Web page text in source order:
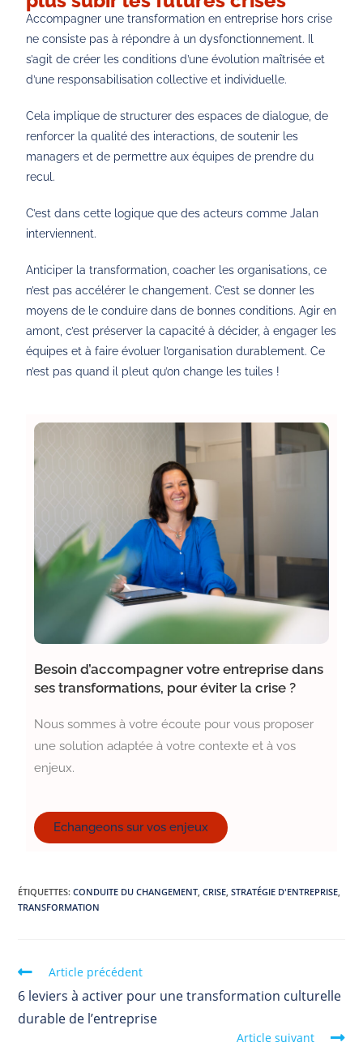
Accompagner une transformation en entreprise hors crise
ne consiste pas à répondre à un dysfonctionnement. Il
s’agit de créer les conditions d’une évolution maîtrisée et
d’une responsabilisation collective et individuelle.
Cela implique de structurer des espaces de dialogue, de
renforcer la qualité des interactions, de soutenir les
managers et de permettre aux équipes de prendre du
recul.
C’est dans cette logique que des acteurs comme Jalan
interviennent.
Anticiper la transformation, coacher les organisations, ce
n’est pas accélérer lechangement. C’est se donner les
moyens de le conduire dans de bonnes conditions. Agir en
amont, c’est préserver la capacité à décider, à engager les
équipes et à faire évoluer l’organisation durablement. Ce
n’est pas quand il pleut qu’on change les tuiles !
Besoin d’accompagner votre entreprise dans
ses transformations, pour éviter la crise ?
Nous sommes à votre écoute pour vous proposer
une solution adaptée à votre contexte et à vos
enjeux.
Echangeons sur vos enjeux
ÉTIQUETTES:CONDUITE DU CHANGEMENT CRISE STRATÉGIE D'ENTREPRISE
TRANSFORMATION
Article précédent
6 leviers à activer pour une transformation culturelle
durable de l’entreprise
Article suivant